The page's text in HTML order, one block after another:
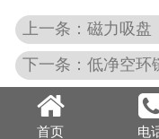
上一条：磁力吸盘
下一条：低净空环
首页 电